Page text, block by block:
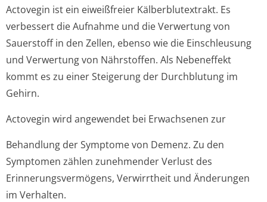
Actovegin ist ein eiweißfreier Kälberblutextrakt. Es
verbessert die Aufnahme und die Verwertung von
Sauerstoff in den Zellen, ebenso wie die Einschleusung
und Verwertung von Nährstoffen. Als Nebeneffekt
kommt es zu einer Steigerung der Durchblutung im
Gehirn.
Actovegin wird angewendet bei Erwachsenen zur
Behandlung der Symptome von Demenz. Zu den
Symptomen zählen zunehmender Verlust des
Erinnerungsver­mögens, Verwirrtheit und Änderungen
im Verhalten.